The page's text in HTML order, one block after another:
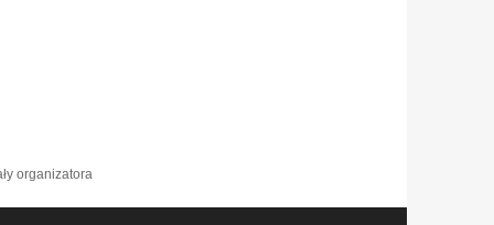
organizatora